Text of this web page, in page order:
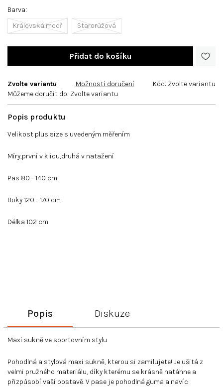
Velikost plus size s uvedeným měřením
Míry,první v klidu,druhá v natažení
Pas 80 - 140 cm
Boky 120 - 170 cm
Délka 102 cm
Barva
Královská modř
Starorůžová
Zvolte variantu
Můžeme doručit do: Zvolte variantu
Možnosti doručení Kód: Zvolte variantu
Popis Diskuze
Maxi sukně ve sportovním stylu
Pohodlná a stylová maxi sukně, kterou si zamilujete! Je ušitá z
velmi pružného materiálu, díky kterému se krásně natáhne a
přizpůsobí vaší postavě. V pase je pohodlná guma a navíc